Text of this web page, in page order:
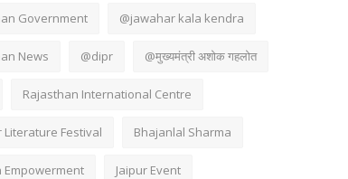
Government @jawahar kala kendra
News @dipr @मुख्यमंत्री अशोक गहलोत
Rajasthan International Centre
Literature Festival Bhajanlal Sharma
Empowerment Jaipur Event